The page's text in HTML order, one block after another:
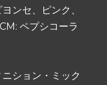
ンセ、ピンク、
ペプシコーラ
ション・ミック